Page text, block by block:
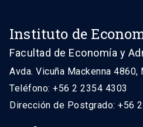
Instituto de
Facultad de Economía y
Avda. Vicuña Mackenna 4860,
Teléfono: +56 2 2354 4303
Dirección de Postgrado: +56